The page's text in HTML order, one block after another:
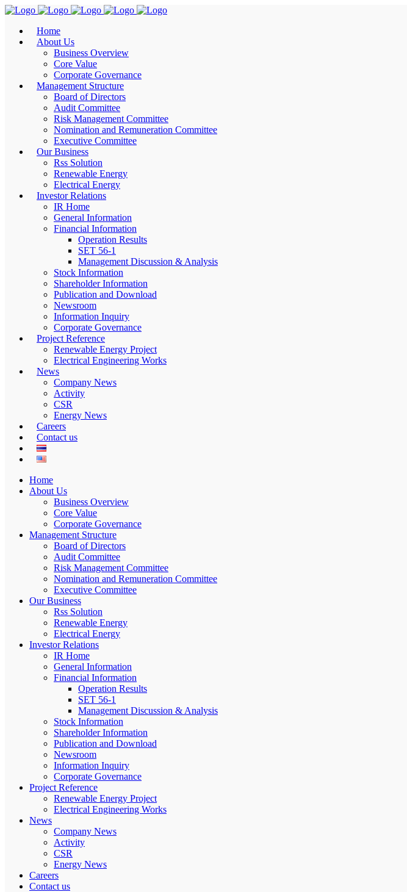
Home
About Us
Business Overview
Core Value
Corporate Governance
Management Structure
Board of Directors
Audit Committee
Risk Management Committee
Nomination and Remuneration Committee
Executive Committee
Our Business
Rss Solution
Renewable Energy
Electrical Energy
Investor Relations
IR Home
General Information
Financial Information
Operation Results
SET 56-1
Management Discussion & Analysis
Stock Information
Shareholder Information
Publication and Download
Newsroom
Information Inquiry
Corporate Governance
Project Reference
Renewable Energy Project
Electrical Engineering Works
News
Company News
Activity
CSR
Energy News
Careers
Contact us
Home
About Us
Business Overview
Core Value
Corporate Governance
Management Structure
Board of Directors
Audit Committee
Risk Management Committee
Nomination and Remuneration Committee
Executive Committee
Our Business
Rss Solution
Renewable Energy
Electrical Energy
Investor Relations
IR Home
General Information
Financial Information
Operation Results
SET 56-1
Management Discussion & Analysis
Stock Information
Shareholder Information
Publication and Download
Newsroom
Information Inquiry
Corporate Governance
Project Reference
Renewable Energy Project
Electrical Engineering Works
News
Company News
Activity
CSR
Energy News
Careers
Contact us